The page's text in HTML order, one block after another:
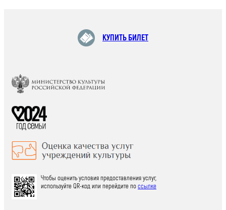
КУПИТЬ БИЛЕТ
Чтобы оценить условия предоставления услуг,
используйте QR-код или перейдите поссылке